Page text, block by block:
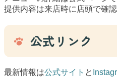
提供内容は来店時に店頭で確認
公式リンク
最新情報は公式サイト と